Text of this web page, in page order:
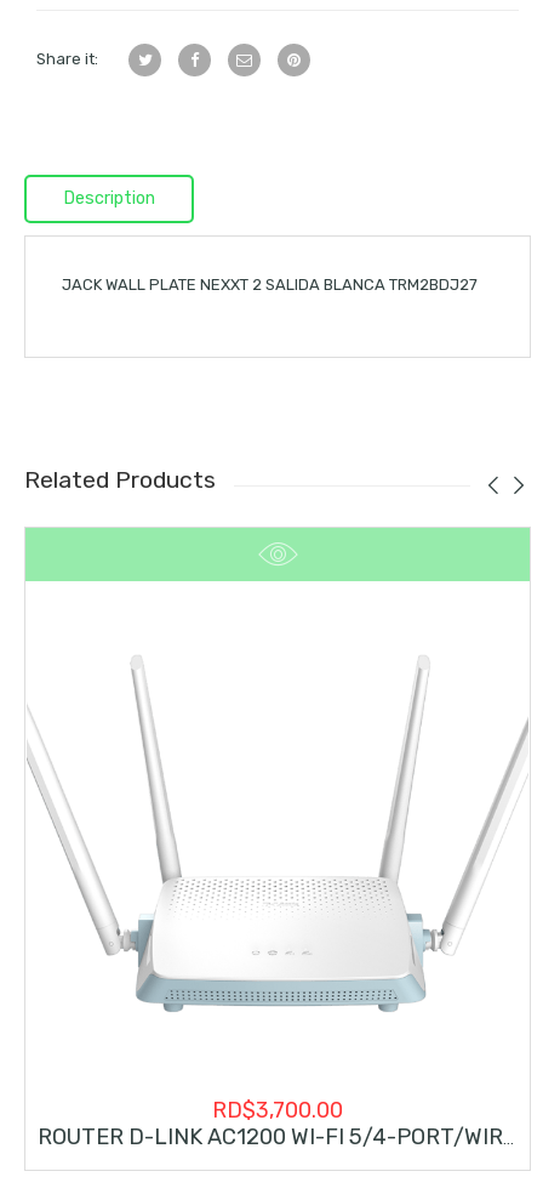
Share it:
Description
JACK WALL PLATE NEXXT 2 SALIDA BLANCA TRM2BDJ27
Related Products
RD$3,700.00
ROUTER D-LINK AC1200 WI-FI 5/4-PORT/WIRELESS (R12/LLA)